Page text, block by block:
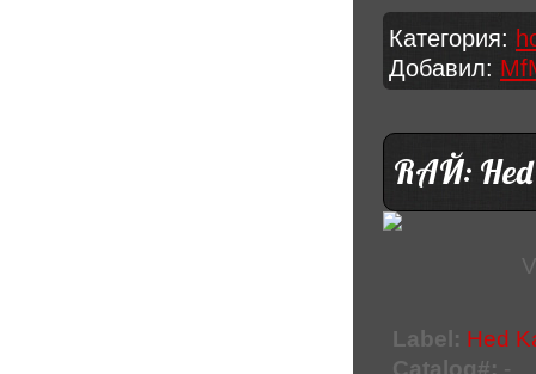
Категория:
Добавил:
RАЙ:
Label: Hed
Catalog#: -